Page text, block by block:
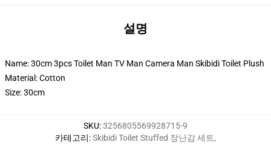
설명
Name: 30cm 3pcs Toilet Man TV Man Camera Man Skibidi Toilet Plush
Material: Cotton
Size: 30cm
SKU:3256805569928715-9
카테고리:Skibidi Toilet Stuffed 장난감 세트,